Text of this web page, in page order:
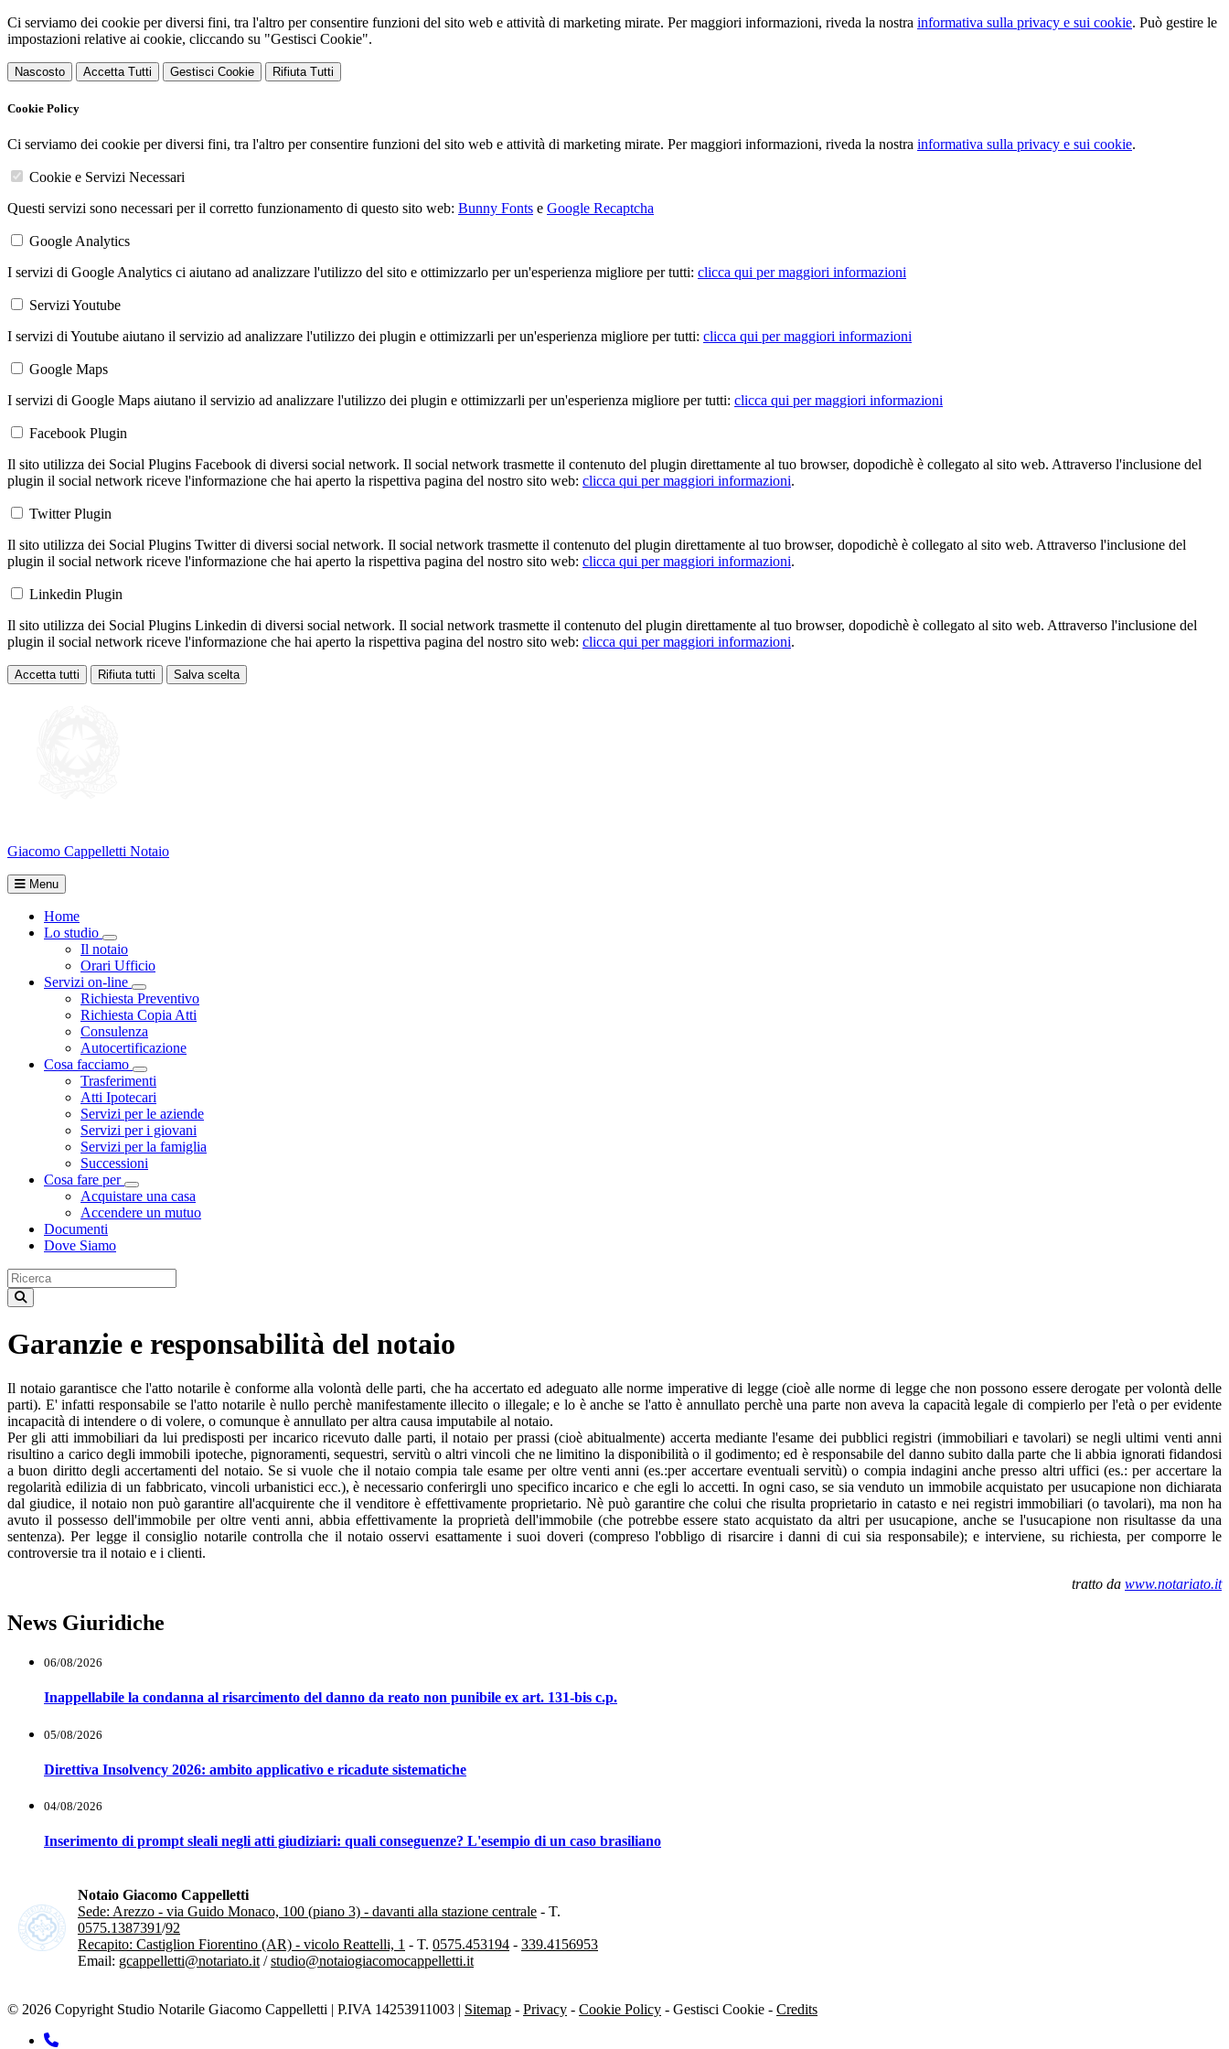
Ci serviamo dei cookie per diversi fini, tra l'altro per consentire funzioni del sito web e attività di marketing mirate. Per maggiori informazioni, riveda la nostra informativa sulla privacy e sui cookie. Può gestire le
impostazioni relative ai cookie, cliccando su "Gestisci Cookie".
Nascosto Accetta Tutti Gestisci Cookie Rifiuta Tutti
Cookie Policy
Ci serviamo dei cookie per diversi fini, tra l'altro per consentire funzioni del sito web e attività di marketing mirate. Per maggiori informazioni, riveda la nostra informativa sulla privacy e sui cookie.
Cookie e Servizi Necessari
Questi servizi sono necessari per il corretto funzionamento di questo sito web: Bunny Fonts e Google Recaptcha
Google Analytics
I servizi di Google Analytics ci aiutano ad analizzare l'utilizzo del sito e ottimizzarlo per un'esperienza migliore per tutti: clicca qui per maggiori informazioni
Servizi Youtube
I servizi di Youtube aiutano il servizio ad analizzare l'utilizzo dei plugin e ottimizzarli per un'esperienza migliore per tutti: clicca qui per maggiori informazioni
Google Maps
I servizi di Google Maps aiutano il servizio ad analizzare l'utilizzo dei plugin e ottimizzarli per un'esperienza migliore per tutti: clicca qui per maggiori informazioni
Facebook Plugin
Il sito utilizza dei Social Plugins Facebook di diversi social network. Il social network trasmette il contenuto del plugin direttamente al tuo browser, dopodichè è collegato al sito web. Attraverso l'inclusione del
plugin il social network riceve l'informazione che hai aperto la rispettiva pagina del nostro sito web: clicca qui per maggiori informazioni.
Twitter Plugin
Il sito utilizza dei Social Plugins Twitter di diversi social network. Il social network trasmette il contenuto del plugin direttamente al tuo browser, dopodichè è collegato al sito web. Attraverso l'inclusione del
plugin il social network riceve l'informazione che hai aperto la rispettiva pagina del nostro sito web: clicca qui per maggiori informazioni.
Linkedin Plugin
Il sito utilizza dei Social Plugins Linkedin di diversi social network. Il social network trasmette il contenuto del plugin direttamente al tuo browser, dopodichè è collegato al sito web. Attraverso l'inclusione del
plugin il social network riceve l'informazione che hai aperto la rispettiva pagina del nostro sito web: clicca qui per maggiori informazioni.
Accetta tutti Rifiuta tutti Salva scelta
Giacomo Cappelletti Notaio
Menu
Home
Lo studio
Toggle Dropdown
Il notaio
Orari Ufficio
Servizi on-line
Toggle Dropdown
Richiesta Preventivo
Richiesta Copia Atti
Consulenza
Autocertificazione
Cosa facciamo
Toggle Dropdown
Trasferimenti
Atti Ipotecari
Servizi per le aziende
Servizi per i giovani
Servizi per la famiglia
Successioni
Cosa fare per
Toggle Dropdown
Acquistare una casa
Accendere un mutuo
Documenti
Dove Siamo
Garanzie e responsabilità del notaio
Il notaio garantisce che l'atto notarile è conforme alla volontà delle parti, che ha accertato ed adeguato alle norme imperative di legge (cioè alle norme di legge che non possono essere derogate per volontà delle
parti). E' infatti responsabile se l'atto notarile è nullo perchè manifestamente illecito o illegale; e lo è anche se l'atto è annullato perchè una parte non aveva la capacità legale di compierlo per l'età o per evidente
incapacità di intendere o di volere, o comunque è annullato per altra causa imputabile al notaio.
Per gli atti immobiliari da lui predisposti per incarico ricevuto dalle parti, il notaio per prassi (cioè abitualmente) accerta mediante l'esame dei pubblici registri (immobiliari e tavolari) se negli ultimi venti anni
risultino a carico degli immobili ipoteche, pignoramenti, sequestri, servitù o altri vincoli che ne limitino la disponibilità o il godimento; ed è responsabile del danno subito dalla parte che li abbia ignorati fidandosi
a buon diritto degli accertamenti del notaio. Se si vuole che il notaio compia tale esame per oltre venti anni (es.:per accertare eventuali servitù) o compia indagini anche presso altri uffici (es.: per accertare la
regolarità edilizia di un fabbricato, vincoli urbanistici ecc.), è necessario conferirgli uno specifico incarico e che egli lo accetti. In ogni caso, se sia venduto un immobile acquistato per usucapione non dichiarata
dal giudice, il notaio non può garantire all'acquirente che il venditore è effettivamente proprietario. Nè può garantire che colui che risulta proprietario in catasto e nei registri immobiliari (o tavolari), ma non ha
avuto il possesso dell'immobile per oltre venti anni, abbia effettivamente la proprietà dell'immobile (che potrebbe essere stato acquistato da altri per usucapione, anche se l'usucapione non risultasse da una
sentenza). Per legge il consiglio notarile controlla che il notaio osservi esattamente i suoi doveri (compreso l'obbligo di risarcire i danni di cui sia responsabile); e interviene, su richiesta, per comporre le
controversie tra il notaio e i clienti.
tratto da www.notariato.it
News Giuridiche
06/08/2026
Inappellabile la condanna al risarcimento del danno da reato non punibile ex art. 131-bis c.p.
05/08/2026
Direttiva Insolvency 2026: ambito applicativo e ricadute sistematiche
04/08/2026
Inserimento di prompt sleali negli atti giudiziari: quali conseguenze? L'esempio di un caso brasiliano
Notaio Giacomo Cappelletti
Sede: Arezzo - via Guido Monaco, 100 (piano 3) - davanti alla stazione centrale - T.
0575.1387391/92
Recapito: Castiglion Fiorentino (AR) - vicolo Reattelli, 1 - T. 0575.453194 - 339.4156953
Email: gcappelletti@notariato.it /studio@notaiogiacomocappelletti.it
© 2026 Copyright Studio Notarile Giacomo Cappelletti | P.IVA 14253911003 | Sitemap - Privacy - Cookie Policy - Gestisci Cookie - Credits